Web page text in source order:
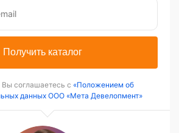
Получить каталог
соглашаетесь с «Положением об
данных ООО «Мета Девелопмент»